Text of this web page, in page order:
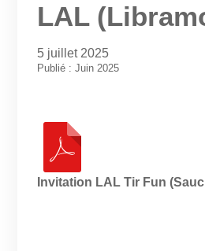
LAL
5 juillet 2025
Publié : Juin 2025
Invitation LAL Tir Fun